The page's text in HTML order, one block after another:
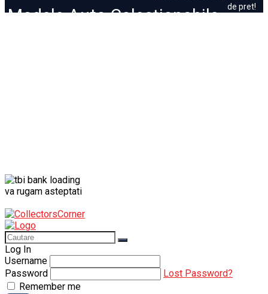
Modele Auto Colecționabile. de pret!
va rugam asteptati
Log In
Username
Password
Lost Password?
Remember me